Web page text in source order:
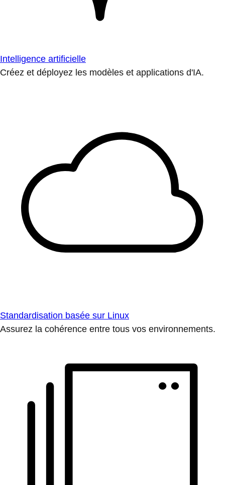
Intelligence artificielle
Créez et déployez les modèles et applications d'IA.
Standardisation basée sur Linux
Assurez la cohérence entre tous vos environnements.